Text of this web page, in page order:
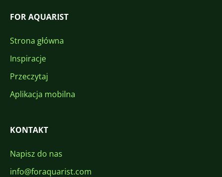
FOR AQUARIST
Strona główna
Inspiracje
Przeczytaj
Aplikacja mobilna
KONTAKT
Napisz do nas
info@foraquarist.com